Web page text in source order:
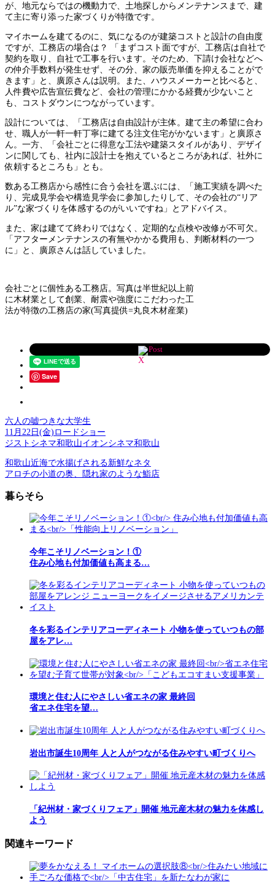
が、地元ならではの機動力で、土地探しからメンテナンスまで、建
て主に寄り添った家づくりが特徴です。
マイホームを建てるのに、気になるのが建築コストと設計の自由度
ですが、工務店の場合は？ 「まずコスト面ですが、工務店は自社で
契約を取り、自社で工事を行います。そのため、下請け会社などへ
の仲介手数料が発生せず、その分、家の販売単価を抑えることがで
きます」と、廣原さんは説明。また、ハウスメーカーと比べると、
人件費や広告宣伝費など、会社の管理にかかる経費が少ないこと
も、コストダウンにつながっています。
設計については、「工務店は自由設計が主体。建て主の希望に合わ
せ、職人が一軒一軒丁寧に建てる注文住宅がかないます」と廣原さ
ん。一方、「会社ごとに得意な工法や建築スタイルがあり、デザイ
ンに関しても、社内に設計士を抱えているところがあれば、社外に
依頼するところも」とも。
数ある工務店から感性に合う会社を選ぶには、「施工実績を調べた
り、完成見学会や構造見学会に参加したりして、その会社の“リア
ル”な家づくりを体感するのがいいですね」とアドバイス。
また、家は建てて終わりではなく、定期的な点検や改修が不可欠。
「アフターメンテナンスの有無やかかる費用も、判断材料の一つ
に」と、廣原さんは話していました。
会社ごとに個性ある工務店。写真は半世紀以上前
に木材業として創業、耐震や強度にこだわった工
法が特徴の工務店の家(写真提供=丸良木材産業)
Post
Save
六人の嘘つきな大学生
11月22日(金)ロードショー
ジストシネマ和歌山イオンシネマ和歌山
和歌山近海で水揚げされる新鮮なネタ
アロチの小道の奥、隠れ家のような鮨店
暮らそら
今年こそリノベーション！①
住み心地も付加価値も高まる…
冬を彩るインテリアコーディネート 小物を使っていつもの部
屋をアレ…
環境と住む人にやさしい省エネの家 最終回
省エネ住宅を望…
岩出市誕生10周年 人と人がつながる住みやすい町づくりへ
「紀州材・家づくりフェア」開催 地元産木材の魅力を体感し
よう
関連キーワード